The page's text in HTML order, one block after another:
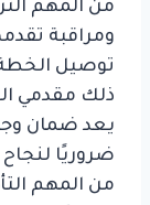
من المهم
ومراقبة
توصيل
ذلك مقدمي
يعد ضمان
ضروريًا
من المهم